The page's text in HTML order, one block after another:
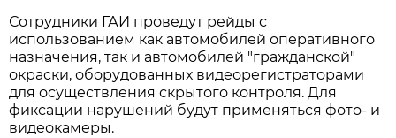
Сотрудники ГАИ проведут рейды с
использованием как автомобилей оперативного
назначения, так и автомобилей "гражданской"
окраски, оборудованных видеорегистраторами
для осуществления скрытого контроля. Для
фиксации нарушений будут применяться фото- и
видеокамеры.